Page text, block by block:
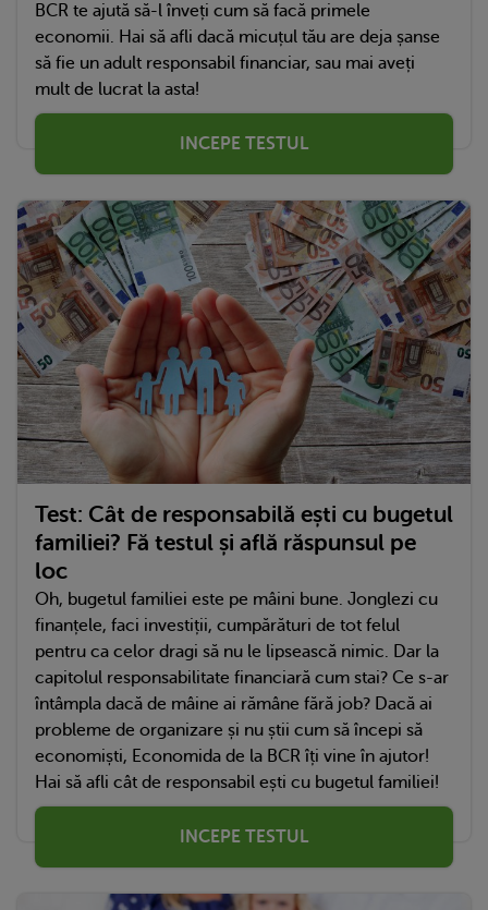
BCR te ajută să-l înveți cum să facă primele
economii. Hai să afli dacă micuțul tău are deja șanse
să fie un adult responsabil financiar, sau mai aveți
mult de lucrat la asta!
INCEPE TESTUL
Test: Cât de responsabilă ești cu bugetul
familiei? Fă testul și află răspunsul pe
loc
Oh, bugetul familiei este pe mâini bune. Jonglezi cu
finanțele, faci investiții, cumpărături de tot felul
pentru ca celor dragi să nu le lipsească nimic. Dar la
capitolul responsabilitate financiară cum stai? Ce s-ar
întâmpla dacă de mâine ai rămâne fără job? Dacă ai
probleme de organizare și nu știi cum să începi să
economiști, Economida de la BCR îți vine în ajutor!
Hai să afli cât de responsabil ești cu bugetul familiei!
INCEPE TESTUL